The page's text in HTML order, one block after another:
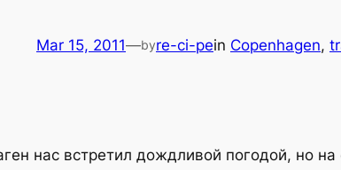
Mar 15, 2011—byre-ci-pein Copenhagen,
нас встретил дождливой погодой, но